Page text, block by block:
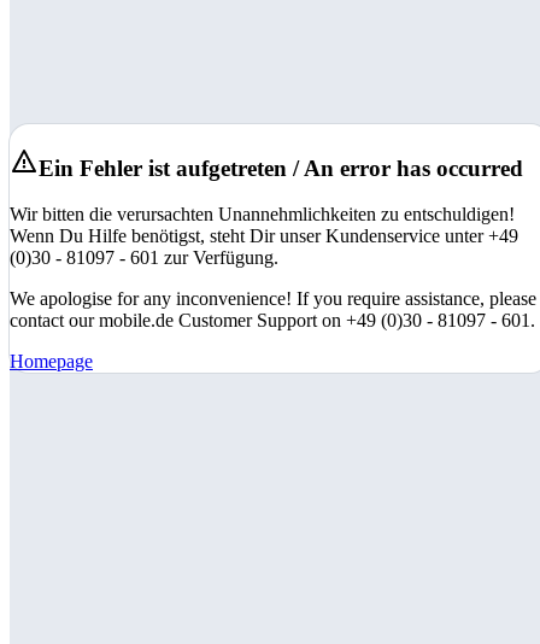
Ein Fehler ist aufgetreten / An error has occurred
Wir bitten die verursachten Unannehmlichkeiten zu entschuldigen!
Wenn Du Hilfe benötigst, steht Dir unser Kundenservice unter +49
(0)30 - 81097 - 601 zur Verfügung.
We apologise for any inconvenience! If you require assistance, please
contact our mobile.de Customer Support on +49 (0)30 - 81097 - 601.
Homepage